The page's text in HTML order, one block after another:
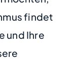
findet
und Ihre